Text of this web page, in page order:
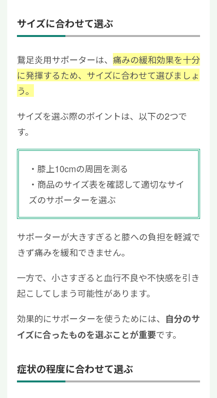
サイズに合わせて選ぶ
鵞足炎用サポーターは、 痛みの緩和効果を十分
に発揮するため、サイズに合わせて選びましょ
う。
サイズを選ぶ際のポイントは、以下の2つで
す。
膝上10cmの周囲を測る
商品のサイズ表を確認して適切なサイ
ズのサポーターを選ぶ
サポーターが大きすぎると膝への負担を軽減で
きず痛みを緩和できません。
一方で、小さすぎると血行不良や不快感を引き
起こしてしまう可能性があります。
効果的にサポーターを使うためには、 自分のサ
イズに合ったものを選ぶことが重要です。
症状の程度に合わせて選ぶ